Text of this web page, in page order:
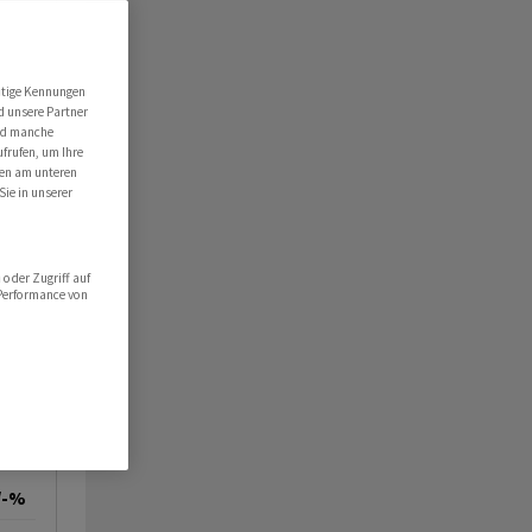
%
Kennungen
unsere Partner
manche
um Ihre
am unteren
in unserer
oder Zugriff auf
von